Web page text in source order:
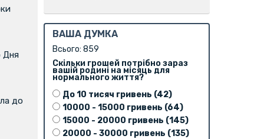
Дня
до
ВАША ДУМКА
Всього: 859
Скільки грошей потрібно зараз
вашій родині на місяць для
нормального життя?
До 10 тисяч гривень (42)
10000 - 15000 гривень (64)
15000 - 20000 гривень (145)
20000 - 30000 гривень (135)